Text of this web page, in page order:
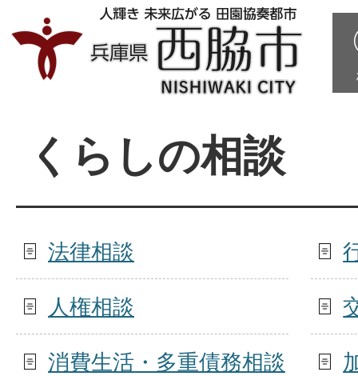
くらしの相談
法律相談
人権相談
消費生活・多重債務相談